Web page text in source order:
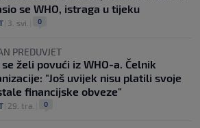
se WHO, istraga u tijeku
3. svi. 0
PREDUVJET
se želi povući iz WHO-a. Čelnik
"Još uvijek nisu platili svoje
financijske obveze"
29. tra. 0